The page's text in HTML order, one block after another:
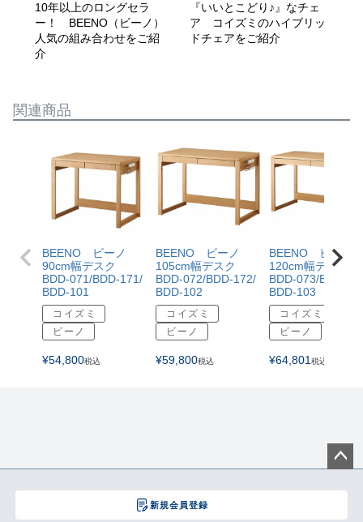
10年以上のロングセラ
ー！ BEENO（ビーノ）
人気の組み合わせをご紹
介
『いいとこどり♪』なチェ
ア コイズミのハイブリッ
ドチェアをご紹介
関連商品
BEENO ビーノ
90cm幅デスク
BDD-071/BDD-171/
BDD-101
コイズミ
ビーノ
¥54,800税込
BEENO ビーノ
105cm幅デスク
BDD-072/BDD-172/
BDD-102
コイズミ
ビーノ
¥59,800税込
BEENO ビーノ
120cm幅デスク
BDD-073/BDD-
BDD-103
コイズミ
ビーノ
¥64,801 税込
新規会員登録
ジト